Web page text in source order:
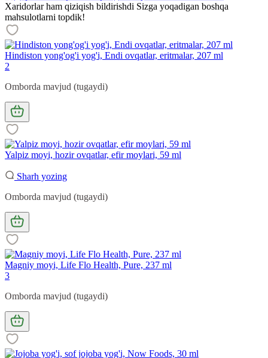
Xaridorlar ham qiziqish bildirishdi Sizga yoqadigan boshqa
mahsulotlarni topdik!
Hindiston yong'og'i yog'i, Endi ovqatlar, eritmalar, 207 ml
2
Omborda mavjud (tugaydi)
Yalpiz moyi, hozir ovqatlar, efir moylari, 59 ml
Sharh yozing
Omborda mavjud (tugaydi)
Magniy moyi, Life Flo Health, Pure, 237 ml
3
Omborda mavjud (tugaydi)